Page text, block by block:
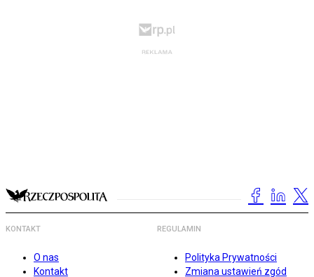
KONTAKT
O nas
Kontakt
REGULAMIN
Polityka Prywatności
Zmiana ustawień zgód